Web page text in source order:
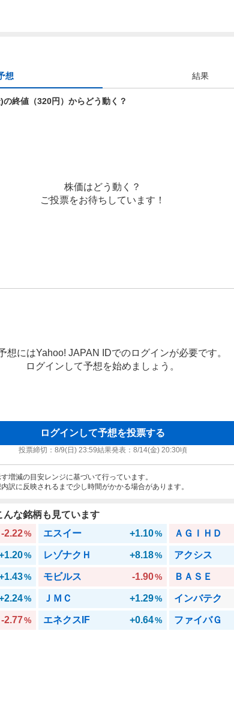
想 結果
終値（320円）からどう動く？
株価はどう動く？
ご投票をお待ちしています！
想にはYahoo! JAPAN IDでのログインが必要です。
ログインして予想を始めましょう。
ログインして予想を投票する
投票締切： 8/9(日) 23:59結果発表： 8/14(金) 20:30頃
増減の目安レンジに基づいて行っています。
訳に反映されるまで少し時間がかかる場合があります。
んな銘柄も見ています
-2.22% エスイー +1.10% ＡＧＩＨＤ
% レゾナクＨ +8.18% アクシス
% モビルス -1.90% ＢＡＳＥ
% ＪＭＣ +1.29% インバテク
-2.77% エネクスIF +0.64% ファイバＧ